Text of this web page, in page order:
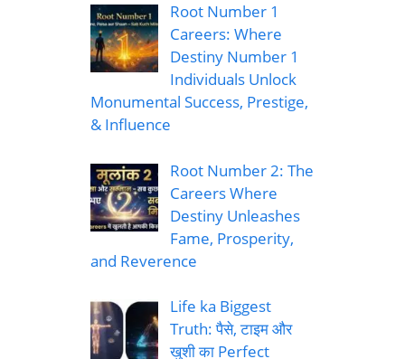
Root Number 1
Careers: Where
Destiny Number 1
Individuals Unlock
Monumental Success, Prestige,
& Influence
Root Number 2: The
Careers Where
Destiny Unleashes
Fame, Prosperity,
and Reverence
Life ka Biggest
Truth: पैसे, टाइम और
खुशी का Perfect